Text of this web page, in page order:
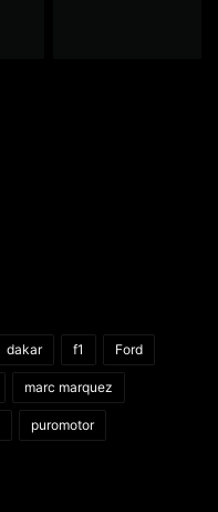
dakar f1 Ford
marc marquez
puromotor